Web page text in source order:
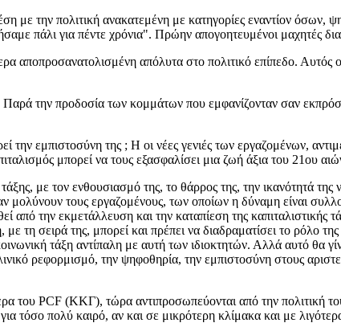
με την πολιτική ανακατεμένη με κατηγορίες εναντίον
πάλι για πέντε χρόνια". Πρώην απογοητευμένοι μαχητές
αποπροσανατολισμένη απόλυτα στο πολιτικό επίπεδο.
Παρά την προδοσία των κομμάτων που εμφανίζονταν σαν
εμπιστοσύνη της ; H οι νέες γενιές των εργαζομένων,
μπορεί να τους εξασφαλίσει μια ζωή άξια του 21ου
με τον ενθουσιασμό της, το θάρρος της, την ικανότητά
μολύνουν τους εργαζομένους, των οποίων η δύναμη είναι
από την εκμετάλλευση και την καταπίεση της καπιταλιστικής
σειρά της, μπορεί και πρέπει να διαδραματίσει το ρόλο της
τάξη αντίπαλη με αυτή των ιδιοκτητών. Αλλά αυτό θα
ρεφορμισμό, την ψηφοθηρία, την εμπιστοσύνη στους
του PCF (ΚΚΓ), τώρα αντιπροσωπεύονται από την
τόσο πολύ καιρό, αν και σε μικρότερη κλίμακα και με